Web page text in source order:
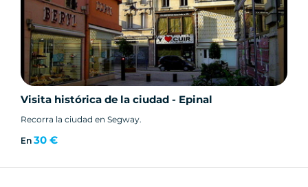
Visita histórica de la ciudad - Epinal
Recorra la ciudad en Segway.
En 30 €